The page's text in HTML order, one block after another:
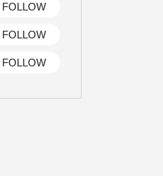
FOLLOW
FOLLOW
FOLLOW